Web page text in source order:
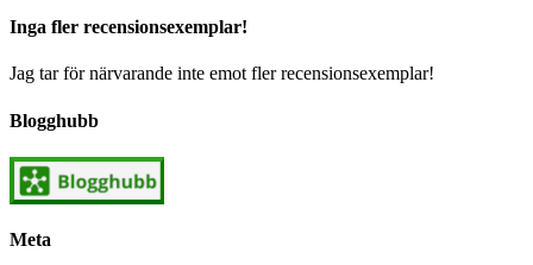
Inga fler recensionsexemplar!
Jag tar för närvarande inte emot fler recensionsexemplar!
Blogghubb
Meta